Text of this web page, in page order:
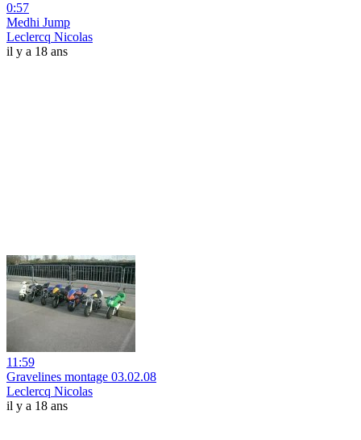
0:57
Medhi Jump
Leclercq Nicolas
il y a 18 ans
11:59
Gravelines montage 03.02.08
Leclercq Nicolas
il y a 18 ans